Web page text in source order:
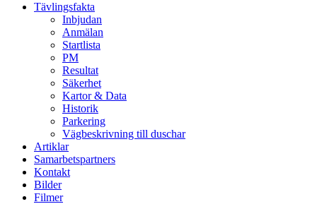
Tävlingsfakta
Inbjudan
Anmälan
Startlista
PM
Resultat
Säkerhet
Kartor & Data
Historik
Parkering
Vägbeskrivning till duschar
Artiklar
Samarbetspartners
Kontakt
Bilder
Filmer